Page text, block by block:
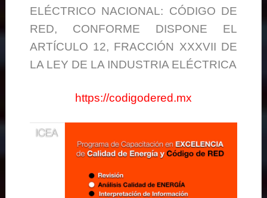
ELÉCTRICO NACIONAL: CÓDIGO DE
RED, CONFORME DISPONE EL
ARTÍCULO 12, FRACCIÓN XXXVII DE
LA LEY DE LA INDUSTRIA ELÉCTRICA
https://codigodered.mx